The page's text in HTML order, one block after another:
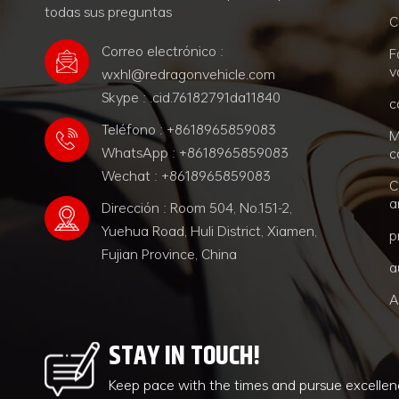
todas sus preguntas
Correo electrónico :
wxhl@redragonvehicle.com
Skype : .cid.76182791da11840
Teléfono : +8618965859083
WhatsApp : +8618965859083
Wechat : +8618965859083
Dirección : Room 504, No.151-2,
Yuehua Road, Huli District, Xiamen,
Fujian Province, China
STAY IN TOUCH!
Keep pace with the times and pursue